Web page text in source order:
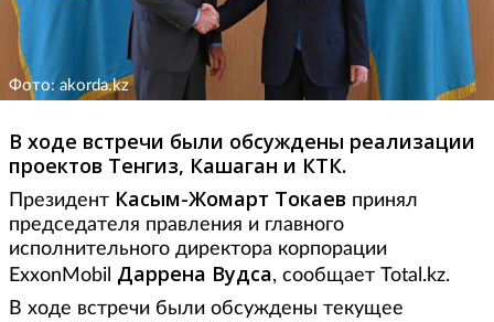
Фото: akorda.kz
В ходе встречи были обсуждены реализации
проектов Тенгиз, Кашаган и КТК.
Президент Касым-Жомарт Токаев принял
председателя правления и главного
исполнительного директора корпорации
ExxonMobil Даррена Вудса, сообщает Total.kz.
В ходе встречи были обсуждены текущее